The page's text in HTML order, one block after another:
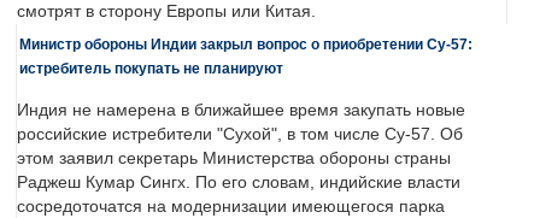
смотрят в сторону Европы или Китая.
Министр обороны Индии закрыл вопрос о приобретении Су-57:
истребитель покупать не планируют
Индия не намерена в ближайшее время закупать новые
российские истребители "Сухой", в том числе Су-57. Об
этом заявил секретарь Министерства обороны страны
Раджеш Кумар Сингх. По его словам, индийские власти
сосредоточатся на модернизации имеющегося парка